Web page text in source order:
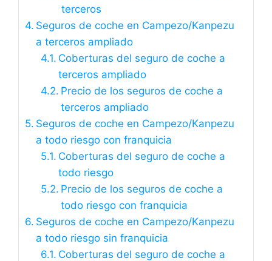
terceros
Seguros de coche en Campezo/Kanpezu
a terceros ampliado
Coberturas del seguro de coche a
terceros ampliado
Precio de los seguros de coche a
terceros ampliado
Seguros de coche en Campezo/Kanpezu
a todo riesgo con franquicia
Coberturas del seguro de coche a
todo riesgo
Precio de los seguros de coche a
todo riesgo con franquicia
Seguros de coche en Campezo/Kanpezu
a todo riesgo sin franquicia
Coberturas del seguro de coche a